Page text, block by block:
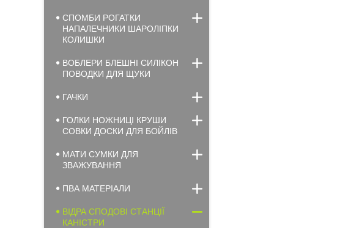
СПОМБИ РОГАТКИ
НАПАЛЕЧНИКИ ШАРОЛІПКИ
КОЛИШКИ
ВОБЛЕРИ БЛЕШНІ СИЛІКОН
ПОВОДКИ ДЛЯ ЩУКИ
ГАЧКИ
ГОЛКИ НОЖНИЦІ КРУШИ
СОВКИ ДОСКИ ДЛЯ БОЙЛІВ
МАТИ СУМКИ ДЛЯ
ЗВАЖУВАННЯ
ПВА МАТЕРІАЛИ
ВІДРА СПОДОВІ СТАНЦІЇ
КАНІСТРИ